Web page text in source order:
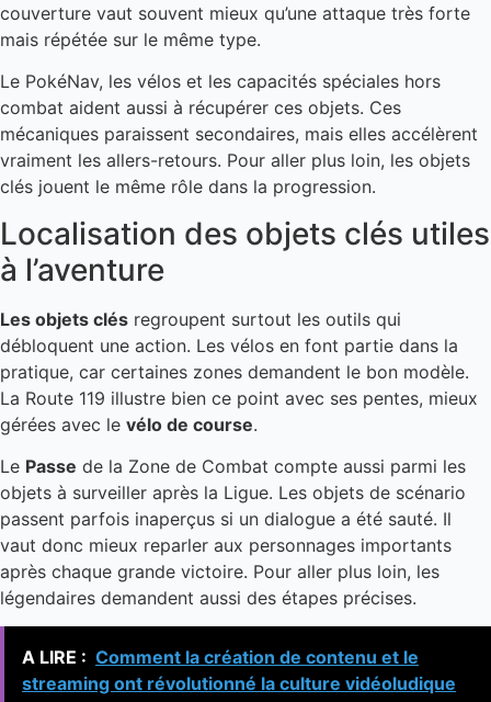
couverture vaut souvent mieux qu’une attaque très forte
mais répétée sur le même type.
Le PokéNav, les vélos et les capacités spéciales hors
combat aident aussi à récupérer ces objets. Ces
mécaniques paraissent secondaires, mais elles accélèrent
vraiment les allers-retours. Pour aller plus loin, les objets
clés jouent le même rôle dans la progression.
Localisation des objets clés utiles
à l’aventure
Les objets clés regroupent surtout les outils qui
débloquent une action. Les vélos en font partie dans la
pratique, car certaines zones demandent le bon modèle.
La Route 119 illustre bien ce point avec ses pentes, mieux
gérées avec le vélo de course.
Le Passe de la Zone de Combat compte aussi parmi les
objets à surveiller après la Ligue. Les objets de scénario
passent parfois inaperçus si un dialogue a été sauté. Il
vaut donc mieux reparler aux personnages importants
après chaque grande victoire. Pour aller plus loin, les
légendaires demandent aussi des étapes précises.
A LIRE : Comment la création de contenu et le
streaming ont révolutionné la culture vidéoludique